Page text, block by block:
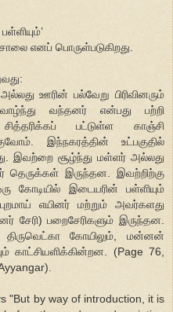
எனப் பொருள்படுகிறது.
ஊரின் பல்வேறு பிரிவினரும்
வந்தனர் என்பது பற்றி
சித்தரிக்கப் பட்டுள்ள காஞ்சி
இந்நகரத்தின் உட்பகுதில்
இவற்றை சூழ்ந்து மள்ளர் அல்லது
இருந்தன. இவற்றிற்கு
கோடியில் இடையரின் பள்ளியும்
எயினர் மற்றும் அவர்களது
சேரி) பறைசேரிகளும் இருந்தன.
கோயிலும், மன்னன்
(Page 76,
"But by way of introduction, it is